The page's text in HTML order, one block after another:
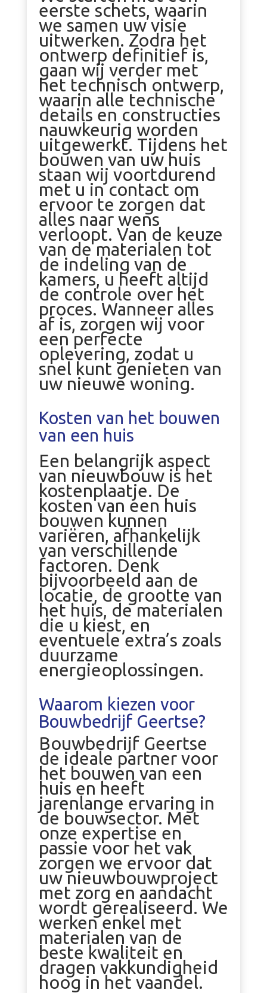
eerste schets, waarin
we samen uw visie
uitwerken. Zodra het
ontwerp definitief is,
gaan wij verder met
het technisch ontwerp,
waarin alle technische
details en constructies
nauwkeurig worden
uitgewerkt. Tijdens het
bouwen van uw huis
staan wij voortdurend
met u in contact om
ervoor te zorgen dat
alles naar wens
verloopt. Van de keuze
van de materialen tot
de indeling van de
kamers, u heeft altijd
de controle over het
proces. Wanneer alles
af is, zorgen wij voor
een perfecte
oplevering, zodat u
snel kunt genieten van
uw nieuwe woning.
Kosten van het bouwen
van een huis
Een belangrijk aspect
van nieuwbouw is het
kostenplaatje. De
kosten van een huis
bouwen kunnen
variëren, afhankelijk
van verschillende
factoren. Denk
bijvoorbeeld aan de
locatie, de grootte van
het huis, de materialen
die u kiest, en
eventuele extra’s zoals
duurzame
energieoplossingen.
Waarom kiezen voor
Bouwbedrijf Geertse?
Bouwbedrijf Geertse
de ideale partner voor
het bouwen van een
huis en heeft
jarenlange ervaring in
de bouwsector. Met
onze expertise en
passie voor het vak
zorgen we ervoor dat
uw nieuwbouwproject
met zorg en aandacht
wordt gerealiseerd. We
werken enkel met
materialen van de
beste kwaliteit en
dragen vakkundigheid
hoog in het vaandel.